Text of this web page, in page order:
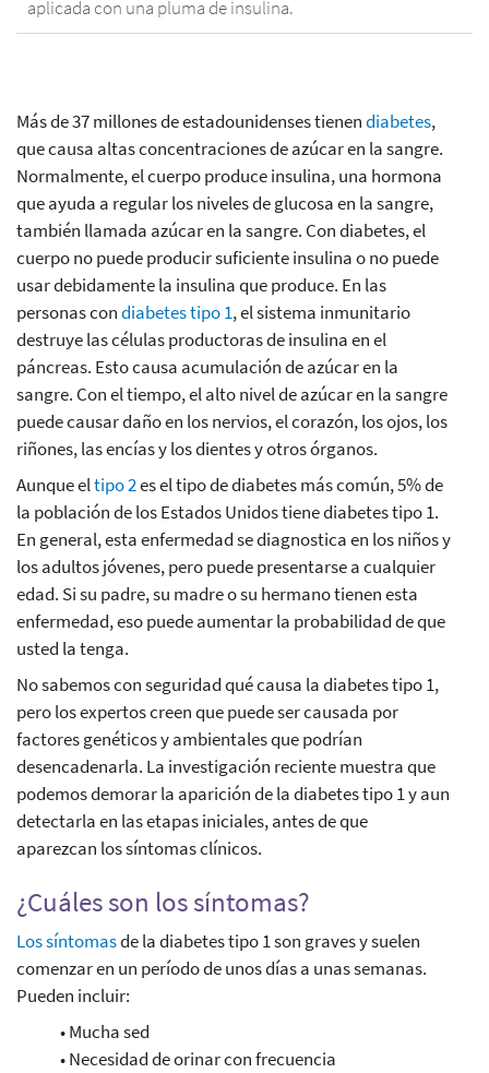
aplicada con una pluma de insulina.
Más de 37 millones de estadounidenses tienendiabetes,
que causa altas concentraciones de azúcar en la sangre.
Normalmente, el cuerpo produce insulina, una hormona
que ayuda a regular los niveles de glucosa en la sangre,
también llamada azúcar en la sangre. Con diabetes, el
cuerpo no puede producir suficiente insulina o no puede
usar debidamente la insulina que produce. En las
personas condiabetes tipo 1, el sistema inmunitario
destruye las células productoras de insulina en el
páncreas. Esto causa acumulación de azúcar en la
sangre. Con el tiempo, el alto nivel de azúcar en la sangre
puede causar daño en los nervios, el corazón, los ojos, los
riñones, las encías y los dientes y otros órganos.
Aunque eltipo 2es el tipo de diabetes más común, 5% de
la población de los Estados Unidos tiene diabetes tipo 1.
En general, esta enfermedad se diagnostica en los niños y
los adultos jóvenes, pero puede presentarse a cualquier
edad. Si su padre, su madre o su hermano tienen esta
enfermedad, eso puede aumentar la probabilidad de que
usted la tenga.
No sabemos con seguridad qué causa la diabetes tipo 1,
pero los expertos creen que puede ser causada por
factores genéticos y ambientales que podrían
desencadenarla. La investigación reciente muestra que
podemos demorar la aparición de la diabetes tipo 1 y aun
detectarla en las etapas iniciales, antes de que
aparezcan los síntomas clínicos.
¿Cuáles son los síntomas?
Los síntomasde la diabetes tipo 1 son graves y suelen
comenzar en un período de unos días a unas semanas.
Pueden incluir:
• Mucha sed
• Necesidad de orinar con frecuencia